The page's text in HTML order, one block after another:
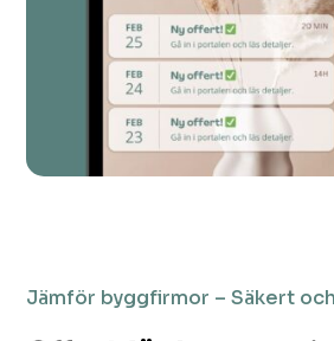
Jämför byggfirmor – Säkert